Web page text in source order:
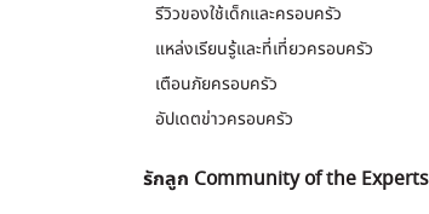
รีวิวของใช้เด็กและครอบครัว
แหล่งเรียนรู้และที่เที่ยวครอบครัว
เตือนภัยครอบครัว
อัปเดตข่าวครอบครัว
รักลูก Community of the Experts